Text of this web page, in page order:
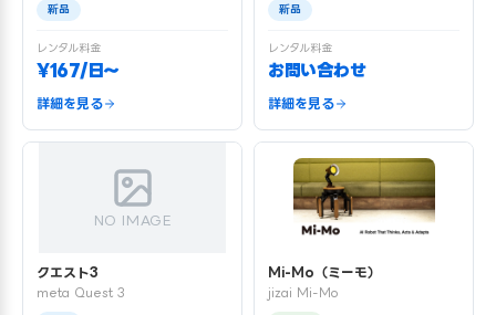
新品
レンタル料金
¥167/日〜
詳細を見る
新品
レンタル料金
お問い合わせ
詳細を見る
NO IMAGE
クエスト3
meta Quest 3
Mi-Mo（ミーモ）
jizai Mi-Mo